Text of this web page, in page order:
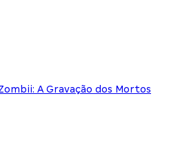
A Gravação dos Mortos